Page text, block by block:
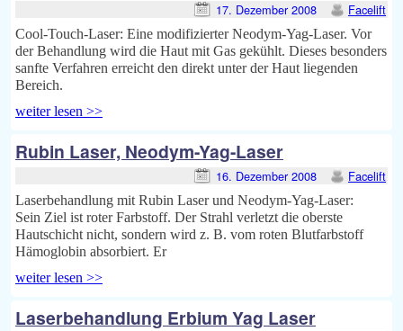
17. Dezember 2008 Facelift
Cool-Touch-Laser: Eine modifizierter Neodym-Yag-Laser. Vor
der Behandlung wird die Haut mit Gas gekühlt. Dieses besonders
sanfte Verfahren erreicht den direkt unter der Haut liegenden
Bereich.
weiter lesen >>
Rubin Laser, Neodym-Yag-Laser
16. Dezember 2008 Facelift
Laserbehandlung mit Rubin Laser und Neodym-Yag-Laser:
Sein Ziel ist roter Farbstoff. Der Strahl verletzt die oberste
Hautschicht nicht, sondern wird z. B. vom roten Blutfarbstoff
Hämoglobin absorbiert. Er
weiter lesen >>
Laserbehandlung Erbium Yag Laser